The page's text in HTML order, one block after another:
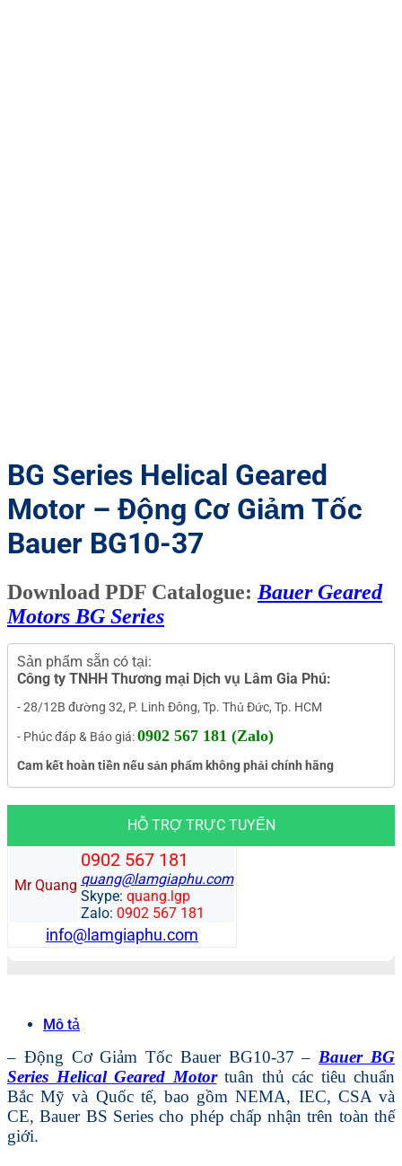
BG Series Helical Geared
Motor – Động Cơ Giảm Tốc
Bauer BG10-37
Download PDF Catalogue: Bauer Geared
Motors BG Series
Sản phẩm sẵn có tại:
Công ty TNHH Thương mại Dịch vụ Lâm Gia Phú:
- 28/12B đường 32, P. Linh Đông, Tp. Thủ Đức, Tp. HCM
- Phúc đáp & Báo giá:0902 567 181 (Zalo)
Cam kết hoàn tiền nếu sản phẩm không phải chính hãng
HỖ TRỢ TRỰC TUYẾN
Mr Quang
0902 567 181
quang@lamgiaphu.com
Skype: quang.lgp
Zalo: 0902 567 181
info@lamgiaphu.com
Mô tả
– Động Cơ Giảm Tốc Bauer BG10-37 – Bauer BG
Series Helical Geared Motortuân thủ các tiêu chuẩn
Bắc Mỹ và Quốc tế, bao gồm NEMA, IEC, CSA và
CE, Bauer BS Series cho phép chấp nhận trên toàn thế
giới.